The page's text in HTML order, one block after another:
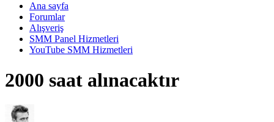
Ana sayfa
Forumlar
Alışveriş
SMM Panel Hizmetleri
YouTube SMM Hizmetleri
2000 saat alınacaktır